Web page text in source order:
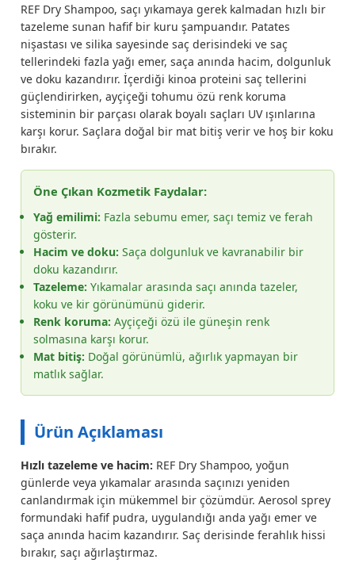
REF Dry Shampoo, saçı yıkamaya gerek kalmadan hızlı bir
tazeleme sunan hafif bir kuru şampuandır. Patates
nişastası ve silika sayesinde saç derisindeki ve saç
tellerindeki fazla yağı emer, saça anında hacim, dolgunluk
ve doku kazandırır. İçerdiği kinoa proteini saç tellerini
güçlendirirken, ayçiçeği tohumu özü renk koruma
sisteminin bir parçası olarak boyalı saçları UV ışınlarına
karşı korur. Saçlara doğal bir mat bitiş verir ve hoş bir koku
bırakır.
Öne Çıkan Kozmetik Faydalar:
Yağ emilimi: Fazla sebumu emer, saçı temiz ve ferah
gösterir.
Hacim ve doku: Saça dolgunluk ve kavranabilir bir
doku kazandırır.
Tazeleme: Yıkamalar arasında saçı anında tazeler,
koku ve kir görünümünü giderir.
Renk koruma: Ayçiçeği özü ile güneşin renk
solmasına karşı korur.
Mat bitiş: Doğal görünümlü, ağırlık yapmayan bir
matlık sağlar.
Ürün Açıklaması
Hızlı tazeleme ve hacim: REF Dry Shampoo, yoğun
günlerde veya yıkamalar arasında saçınızı yeniden
canlandırmak için mükemmel bir çözümdür. Aerosol sprey
formundaki hafif pudra, uygulandığı anda yağı emer ve
saça anında hacim kazandırır. Saç derisinde ferahlık hissi
bırakır, saçı ağırlaştırmaz.